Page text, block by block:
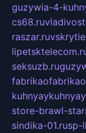
guzywia-4-
cs68.ru
raszar.ru
seksuzb.ru
store-brawl-
sindika-01.rusp-